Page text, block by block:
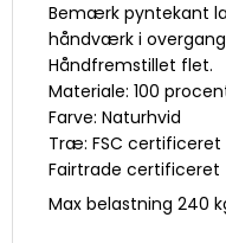
Bemærk pyntekant
håndværk i
Håndfremstillet flet.
Materiale: 100
Farve: Naturhvid
Træ: FSC certificeret
Fairtrade certificeret
Max belastning 240